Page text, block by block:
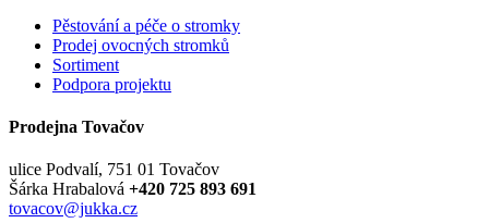
Pěstování a péče o stromky
Prodej ovocných stromků
Sortiment
Podpora projektu
Prodejna Tovačov
ulice Podvalí, 751 01 Tovačov
Šárka Hrabalová +420 725 893 691
tovacov@jukka.cz